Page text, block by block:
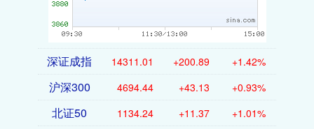
深证成指 14311.01 +200.89 +1.42%
沪深300 4694.44 +43.13 +0.93%
北证50 1134.24 +11.37 +1.01%